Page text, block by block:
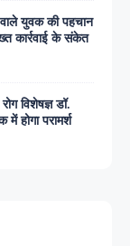
युवक की पहचान
कार्रवाई के संकेत
विशेषज्ञ डॉ.
होगा परामर्श